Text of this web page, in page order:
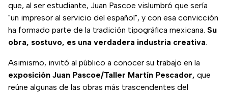
que, al ser estudiante, Juan Pascoe vislumbró que sería
"un impresor al servicio del español", y con esa convicción
ha formado parte de la tradición tipográfica mexicana. Su
obra, sostuvo, es una verdadera industria creativa.
Asimismo, invitó al público a conocer su trabajo en la
exposición Juan Pascoe/Taller Martín Pescador, que
reúne algunas de las obras más trascendentes del